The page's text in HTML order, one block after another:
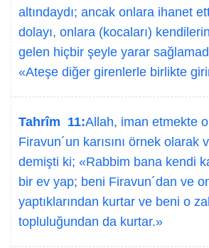
altındaydı; ancak onlara ihanet
dolayı, onlara (kocaları)
gelen hiçbir şeyle yarar
«Ateşe diğer girenlerle birlikte
Tahrîm 11:Allah, iman etmekte
Firavun´un karısını örnek olarak
demişti ki; «Rabbim bana kendi
bir ev yap; beni Firavun´dan ve
yaptıklarından kurtar ve beni o
topluluğundan da kurtar.»